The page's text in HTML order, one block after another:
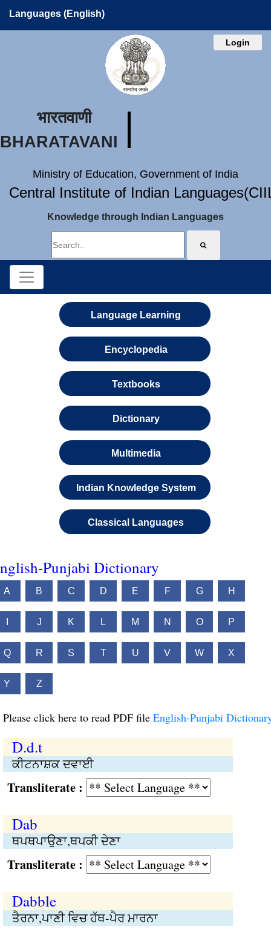
Languages (English)
Login
भारतवाणी
BHARATAVANI
Ministry of Education, Government of India
Central Institute of Indian
Knowledge through Indian Languages
Language Learning
Encyclopedia
Textbooks
Dictionary
Multimedia
Indian Knowledge System
Classical Languages
Punjabi Dictionary
A B C D E F G H
J K L M N O P
Q R S T U V W X
Y Z
Please click here to read PDF file English-Punjabi
D.d.t
ਕੀਟਨਾਸ਼ਕ ਦਵਾਈ
:
Dab
ਥਪਥਪਾਉਣਾ,ਥਪਕੀ ਦੇਣਾ
:
Dabble
ਤੈਰਨਾ,ਪਾਣੀ ਵਿਚ ਹੱਥ-ਪੈਰ ਮਾਰਨਾ